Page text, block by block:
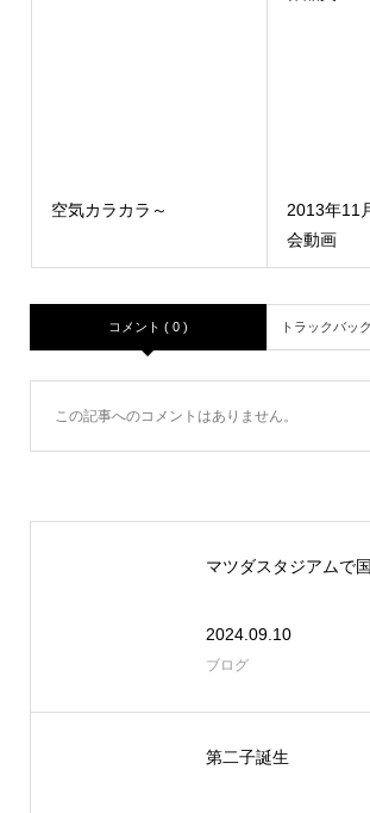
空気カラカラ～
2013年11
会動画
コメント ( 0 ) トラックバッ
この記事へのコメントはありません。
マツダスタジアムで
2024.09.10
ブログ
第二子誕生